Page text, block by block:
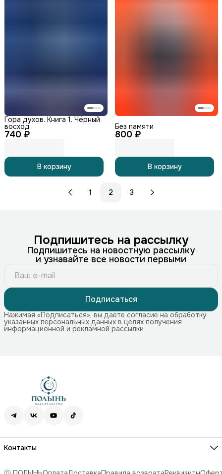
740 ₽
Гора духов. Книга 1. Чёрный
восход
В корзину
800 ₽
Без памяти
В корзину
1 2 3
Подпишитесь на рассылку
Подпишитесь на новостную рассылку
и узнавайте все новости первыми
Подписаться
Нажимая «Подписаться», вы даете согласие на обработку
указанных персональных данных в целях получения
информационной и рекламной рассылки
Контакты